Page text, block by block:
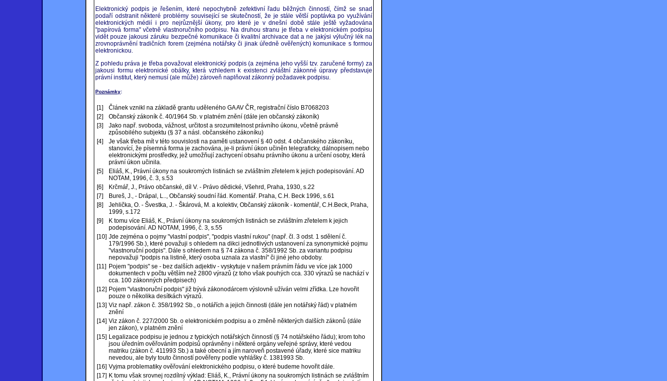
Elektronický podpis je řešením, které nepochybně zefektivní řadu běžných činností, čímž se snad
podaří odstranit některé problémy související se skutečností, že je stále větší poptávka po využívání
elektronických médií i pro nejrůznější úkony, pro které je v dnešní době stále ještě vyžadována
"papírová forma" včetně vlastnoručního podpisu. Na druhou stranu je třeba v elektronickém podpisu
vidět pouze jakousi záruku bezpečné komunikace či kvalitní archivace dat a ne jakýsi výlučný lék na
zrovnoprávnění tradičních forem (zejména notářsky či jinak úředně ověřených) komunikace s formou
elektronickou.
Z pohledu práva je třeba považovat elektronický podpis (a zejména jeho vyšší tzv. zaručené formy) za
jakousi formu elektronické obálky, která vzhledem k existenci zvláštní zákonné úpravy představuje
právní institut, který nemusí (ale může) zároveň naplňovat zákonný požadavek podpisu.
Poznámky:
[1]
Článek vznikl na základě grantu uděleného GA AV ČR, registrační číslo B7068203
[2]
Občanský zákoník č. 40/1964 Sb. v platném znění (dále jen občanský zákoník)
[3]
Jako např. svoboda, vážnost, určitost a srozumitelnost právního úkonu, včetně právně
způsobilého subjektu (§ 37 a násl. občanského zákoníku)
[4]
Je však třeba mít v této souvislosti na paměti ustanovení § 40 odst. 4 občanského zákoníku,
stanovící, že písemná forma je zachována, je-li právní úkon učiněn telegraficky, dálnopisem nebo
elektronickými prostředky, jež umožňují zachycení obsahu právního úkonu a určení osoby, která
právní úkon učinila.
[5]
Eliáš, K., Právní úkony na soukromých listinách se zvláštním zřetelem k jejich podepisování. AD
NOTAM, 1996, č. 3, s.53
[6]
Krčmář, J., Právo občanské, díl V. - Právo dědické, Všehrd, Praha, 1930, s.22
[7]
Bureš, J., - Drápal, L.., Občanský soudní řád. Komentář. Praha, C.H. Beck 1996, s.61
[8]
Jehlička, O. - Švestka, J. - Škárová, M. a kolektiv, Občanský zákoník - komentář, C.H.Beck, Praha,
1999, s.172
[9]
K tomu více Eliáš, K., Právní úkony na soukromých listinách se zvláštním zřetelem k jejich
podepisování. AD NOTAM, 1996, č. 3, s.55
[10] Jde zejména o pojmy "vlastní podpis", "podpis vlastní rukou" (např. čl. 3 odst. 1 sdělení č.
179/1996 Sb.), které považuji s ohledem na dikci jednotlivých ustanovení za synonymické pojmu
"vlastnoruční podpis". Dále s ohledem na § 74 zákona č. 358/1992 Sb. za variantu podpisu
nepovažuji "podpis na listině, který osoba uznala za vlastní" či jiné jeho obdoby.
[11] Pojem "podpis" se - bez dalších adjektiv - vyskytuje v našem právním řádu ve více jak 1000
dokumentech v počtu větším než 2800 výrazů (z toho však pouhých cca. 330 výrazů se nachází v
cca. 100 zákonných předpisech)
[12] Pojem "vlastnoruční podpis" již bývá zákonodárcem výslovně užíván velmi zřídka. Lze hovořit
pouze o několika desítkách výrazů.
[13] Viz např. zákon č. 358/1992 Sb., o notářích a jejich činnosti (dále jen notářský řád) v platném
znění
[14] Viz zákon č. 227/2000 Sb. o elektronickém podpisu a o změně některých dalších zákonů (dále
jen zákon), v platném znění
[15] Legalizace podpisu je jednou z typických notářských činností (§ 74 notářského řádu); krom toho
jsou úředním ověřováním podpisů oprávněny i některé orgány veřejné správy, které vedou
matriku (zákon č. 411993 Sb.) a také obecní a jím naroveň postavené úřady, které sice matriku
nevedou, ale byly touto činností pověřeny podle vyhlášky č. 1381993 Sb.
[16] Vyjma problematiky ověřování elektronického podpisu, o které budeme hovořit dále.
[17] K tomu však srovnej rozdílný výklad: Eliáš, K., Právní úkony na soukromých listinách se zvláštním